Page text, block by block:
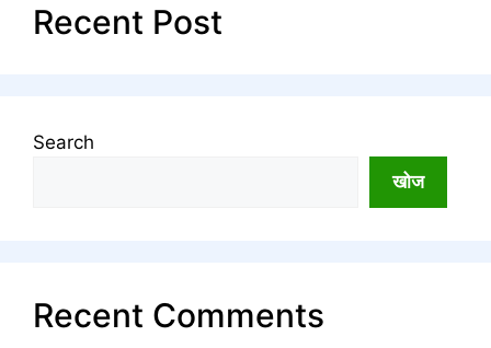
Recent Post
Search
खोज
Recent Comments